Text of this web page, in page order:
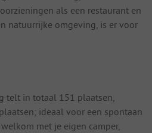
als een restaurant en
natuurrijke omgeving, is er voor
telt in totaal 151 plaatsen,
ideaal voor een spontaan
met je eigen camper,